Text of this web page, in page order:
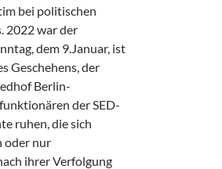
bei politischen
2022 war der
dem 9.Januar, ist
Geschehens, der
Berlin-
der SED-
ruhen, die sich
oder nur
ihrer Verfolgung